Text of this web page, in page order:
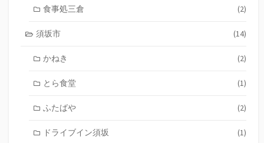
食事処三倉 (2)
須坂市 (14)
かねき (2)
とら食堂 (1)
ふたばや (2)
ドライブイン須坂 (1)